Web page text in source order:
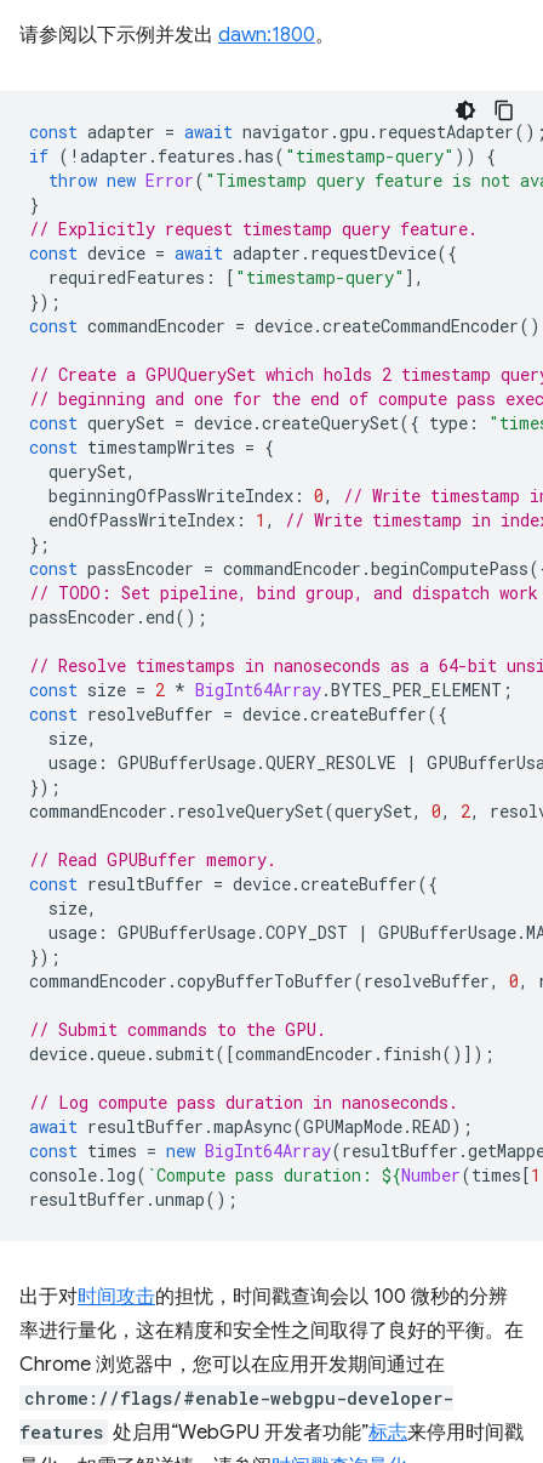
请参阅以下示例并发出 dawn:1800。
const adapter = await navigator .gpu . requestAdapter
if ( ! adapter . features .has( "timestamp-query" ))
{
throw new Error( "Timestamp query feature is not
}
// Explicitly request timestamp query feature.
const device = await adapter . requestDevice({
requiredFeatures : [ "timestamp-query" ],
});
const commandEncoder = device.createCommandEncoder
// Create a GPUQuerySet which holds 2 timestamp
// beginning and one for the end of compute pass
const querySet = device.createQuerySet({ type :
const timestampWrites = {
querySet,
beginningOfPassWriteIndex : 0,
// Write timestamp
endOfPassWriteIndex : 1 ,
// Write timestamp in
};
const passEncoder = commandEncoder .beginComputePass
// TODO: Set pipeline, bind group, and dispatch
passEncoder . end();
// Resolve timestamps in nanoseconds as a 64-bit
const size = 2 * BigInt64Array.BYTES_PER_ELEMENT ;
const resolveBuffer = device.createBuffer({
size,
usage : GPUBufferUsage.QUERY_RESOLVE |
});
commandEncoder . resolveQuerySet(querySet, 0, 2,
// Read GPUBuffer memory.
const resultBuffer = device.createBuffer({
size,
usage : GPUBufferUsage.COPY_DST | GPUBufferUsage.
});
commandEncoder .copyBufferToBuffer(resolveBuffer, 0,
// Submit commands to the GPU.
device.queue. submit([commandEncoder . finish()]);
// Log compute pass duration in nanoseconds.
await resultBuffer .mapAsync(GPUMapMode.READ);
const times = new BigInt64Array(resultBuffer .
console. log( `Compute pass duration: ${Number(times[1
resultBuffer .unmap();
出于对时间攻击的担忧，时间戳查询会以 100 微秒的分辨
率进行量化，这在精度和安全性之间取得了良好的平衡。在
Chrome 浏览器中，您可以在应用开发期间通过在
chrome://flags/#enable-webgpu-developer-
features 处启用“WebGPU 开发者功能”标志来停用时间戳